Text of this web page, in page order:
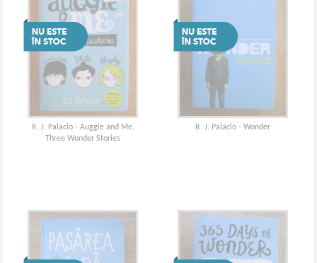
R. J. Palacio - Auggie and Me.
Three Wonder Stories
R. J. Palacio - Wonder